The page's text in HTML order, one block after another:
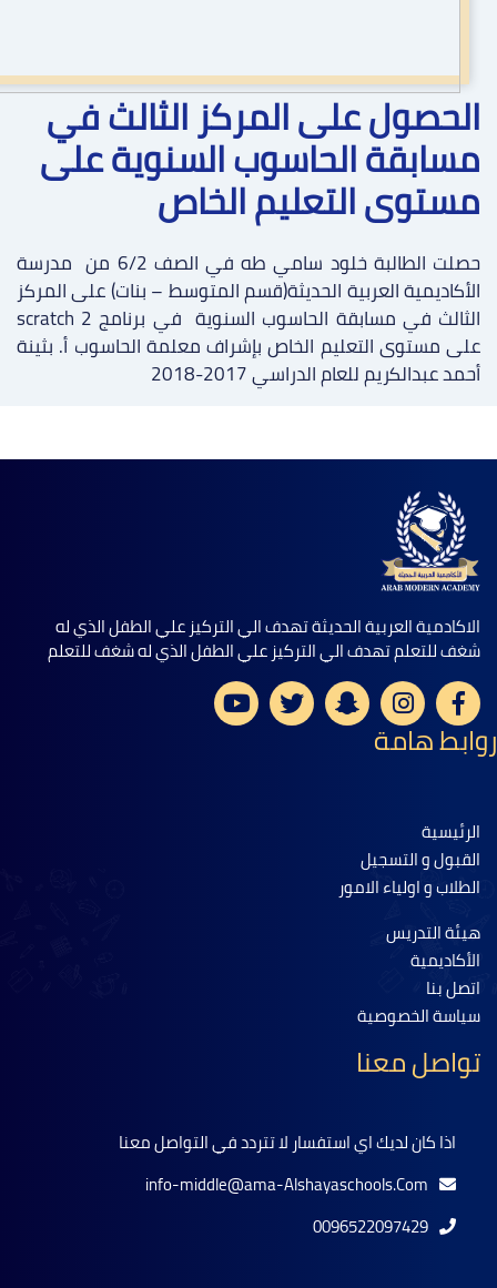
الحصول على المركز الثالث في
مسابقة الحاسوب السنوية على
مستوى التعليم الخاص
حصلت الطالبة خلود سامي طه في الصف 6/2 من مدرسة
الأكاديمية العربية الحديثة(قسم المتوسط – بنات) على المركز
الثالث في مسابقة الحاسوب السنوية في برنامج scratch 2
على مستوى التعليم الخاص بإشراف معلمة الحاسوب أ. بثينة
أحمد عبدالكريم للعام الدراسي 2017-2018
الاكادمية العربية الحديثة تهدف الي التركيز علي الطفل الذي له
شغف للتعلم تهدف الي التركيز علي الطفل الذي له شغف للتعلم
روابط هامة
الرئيسية
القبول و التسجيل
الطلاب و اولياء الامور
هيئة التدريس
الأكاديمية
اتصل بنا
سياسة الخصوصية
تواصل معنا
اذا كان لديك اي استفسار لا تتردد في التواصل معنا
info-middle@ama-Alshayaschools.Com
0096522097429